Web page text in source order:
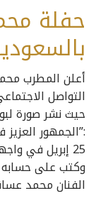
حفلة
أعلن المطرب
التواصل
حيث نشر صورة
:”الجمهور
25 إبريل في واجهة جدة البحرية الساعة 9:30 مساءا”.
وكتب على حسابه
الفنان محمد عساف (٢٥ ابريل) في واجهة جدة